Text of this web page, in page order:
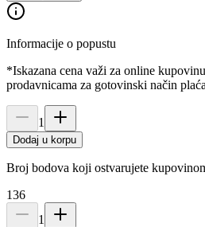
Informacije o popustu
*Iskazana cena važi za online
prodavnicama za gotovinski način
1
Dodaj u korpu
Broj bodova koji ostvarujete
136
1